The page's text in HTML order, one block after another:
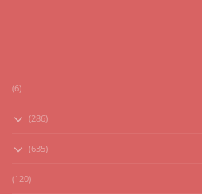
(6)
(286)
(635)
(120)